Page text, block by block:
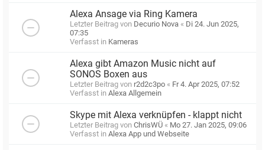
Alexa Ansage via Ring Kamera
Letzter Beitrag von Decurio Nova « Di 24. Jun 2025,
07:35
Verfasst in Kameras
Alexa gibt Amazon Music nicht auf
SONOS Boxen aus
Letzter Beitrag von r2d2c3po « Fr 4. Apr 2025, 07:52
Verfasst in Alexa Allgemein
Skype mit Alexa verknüpfen - klappt nicht
Letzter Beitrag von ChrisWÜ « Mo 27. Jan 2025, 09:06
Verfasst in Alexa App und Webseite